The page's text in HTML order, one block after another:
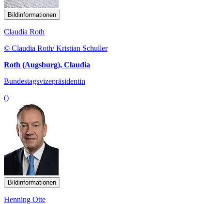
Bildinformationen
Claudia Roth
© Claudia Roth/ Kristian Schuller
Roth (Augsburg), Claudia
Bundestagsvizepräsidentin
()
Bildinformationen
Henning Otte